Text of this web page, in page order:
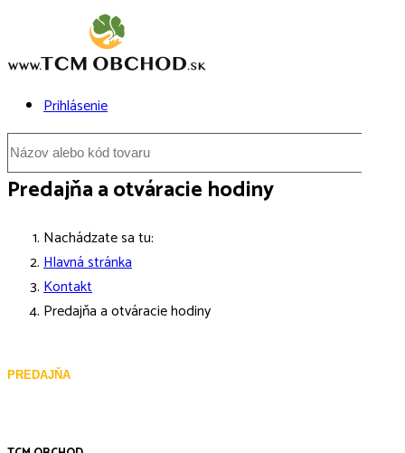
Prihlásenie
Predajňa a otváracie hodiny
Nachádzate sa tu:
Hlavná stránka
Kontakt
Predajňa a otváracie hodiny
PREDAJŇA